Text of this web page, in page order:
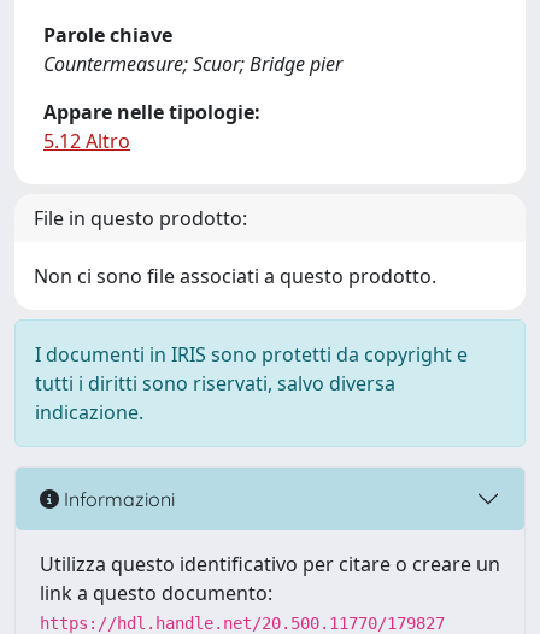
Parole chiave
Countermeasure; Scuor; Bridge pier
Appare nelle tipologie:
5.12 Altro
File in questo prodotto:
Non ci sono file associati a questo prodotto.
I documenti in IRIS sono protetti da copyright e
tutti i diritti sono riservati, salvo diversa
indicazione.
Informazioni
Utilizza questo identificativo per citare o creare un
link a questo documento:
https://hdl.handle.net/20.500.11770/179827